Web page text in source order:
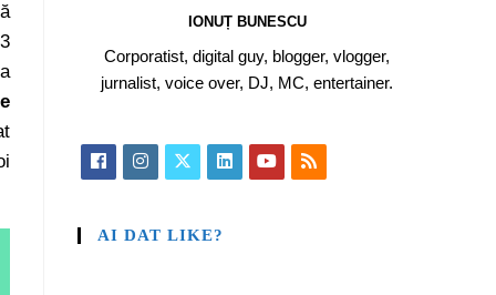
IONUȚ BUNESCU
Corporatist, digital guy, blogger, vlogger,
jurnalist, voice over, DJ, MC, entertainer.
AI DAT LIKE?